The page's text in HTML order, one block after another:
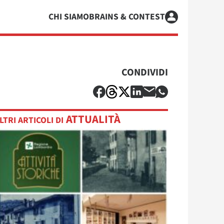
CHI SIAMOBRAINS & CONTEST
CONDIVIDI
ARTICOLI DI ATTUALITÀ